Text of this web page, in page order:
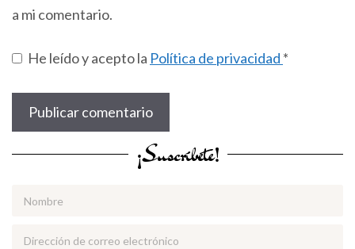
a mi comentario.
He leído y acepto la Política de privacidad *
¡Suscríbete!